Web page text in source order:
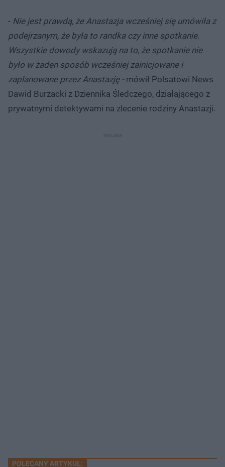
- Nie jest prawdą, że Anastazja wcześniej się umówiła z
podejrzanym, że była to randka czy inne spotkanie.
Wszystkie dowody wskazują na to, że spotkanie nie
było w żaden sposób wcześniej zainicjowane i
zaplanowane przez Anastazję - mówił Polsatowi News
Dawid Burzacki z Dziennika Śledczego, działającego z
prywatnymi detektywami na zlecenie rodziny Anastazji.
POLECANY ARTYKUŁ: